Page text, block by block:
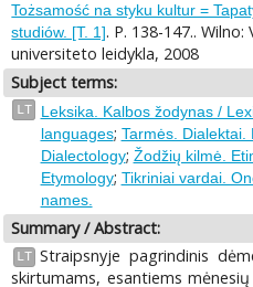
Tożsamość na styku kultur =
studiów. [T. 1]. P. 138-147..
universiteto leidykla, 2008
Subject terms:
LT Leksika. Kalbos žodynas /
languages; Tarmės. Dialektai.
Dialectology; Žodžių kilmė.
Etymology; Tikriniai vardai.
names.
Summary / Abstract:
LT Straipsnyje pagrindinis
skirtumams, esantiems